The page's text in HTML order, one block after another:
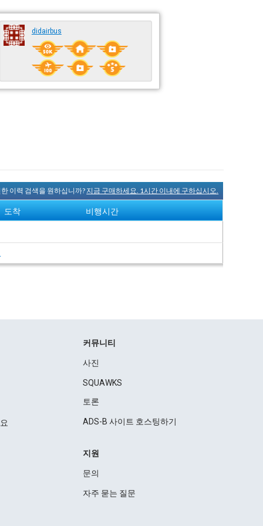
didairbus
이력 검색을 원하십니까? 지금 구매하세요. 1시간 이내에 구하십시오.
도착 비행시간
커뮤니티
사진
SQUAWKS
토론
ADS-B 사이트 호스팅하기
지원
문의
자주 묻는 질문